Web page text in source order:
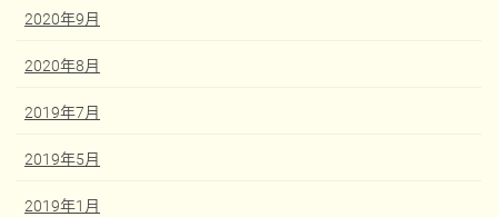
2020年9月
2020年8月
2019年7月
2019年5月
2019年1月